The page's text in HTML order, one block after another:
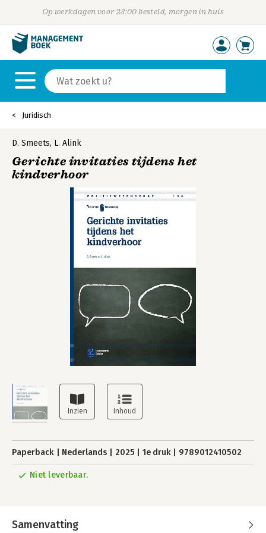
Op werkdagen voor 23:00 besteld, morgen in huis
Juridisch
D. Smeets, L. Alink
Gerichte invitaties tijdens het
kindverhoor
Paperback Nederlands 2025 1e druk 9789012410502
Niet leverbaar.
Samenvatting